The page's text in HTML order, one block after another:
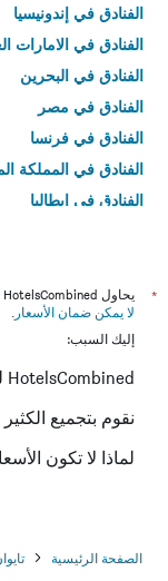
الفنادق في إندونيسيا
الفنادق في الامارات
الفنادق في البحرين
الفنادق في مصر
الفنادق في فرنسا
الفنادق في المملكة
الفنادق في إيطاليا
*
يحاول HotelsCombined بشكل دائم الحصول على الأسعار الدقيقة، ولكن
لا يمكن ضمان الأسعار .
إليك السبب:
HotelsCombined ليس البائع
نقوم بتجميع
لماذا لا تكون الأسعار
الصفحة الرئيسية